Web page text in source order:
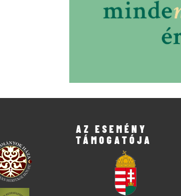
AZ ESEMÉNY
TÁMOGATÓJA